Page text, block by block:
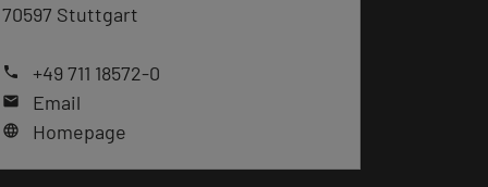
70597 Stuttgart
phone +49 711 18572-0
mail Email
language Homepage